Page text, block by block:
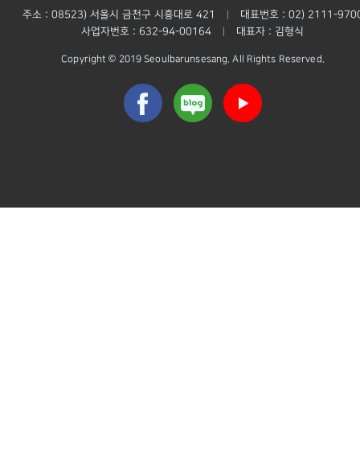
주소 : 08523) 서울시 금천구 시흥대로 421
대표번호 : 02) 2111-
사업자번호 : 632-94-00164
대표자 : 김형식
Copyright © 2019 Seoulbarunsesang. All Rights Reserved.